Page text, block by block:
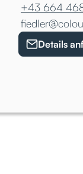
+43 664
Details